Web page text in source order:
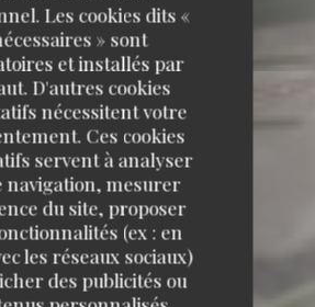
Les cookies dits «
» sont
et installés par
D'autres cookies
nécessitent votre
Ces cookies
servent à analyser
navigation, mesurer
du site, proposer
(ex : en
les réseaux sociaux)
des publicités ou